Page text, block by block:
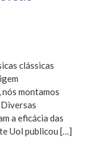
clássicas
montamos
a eficácia das
Uol publicou […]